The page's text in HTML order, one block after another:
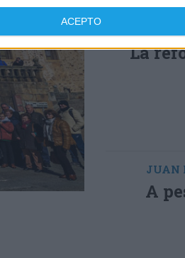
ACEPTO
La
JUAN
A